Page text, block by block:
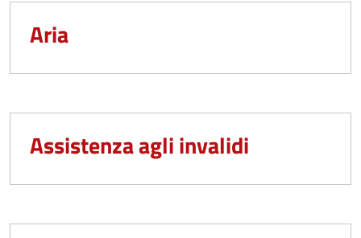
Aria
Assistenza agli invalidi